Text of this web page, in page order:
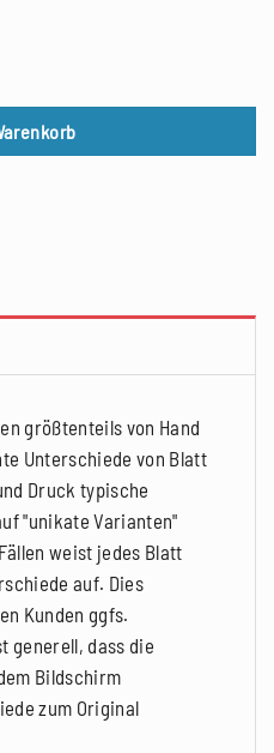
größtenteils von Hand
Unterschiede von Blatt
Druck typische
"unikate Varianten"
weist jedes Blatt
auf. Dies
Kunden ggfs.
generell, dass die
Bildschirm
zum Original